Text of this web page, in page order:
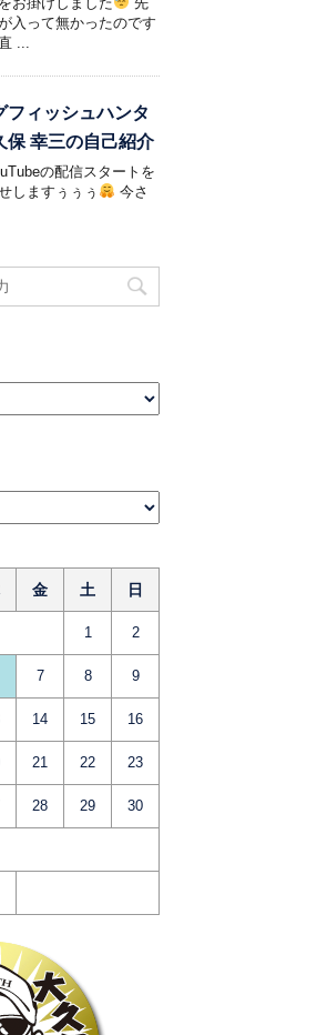
入って無かったのです
...
フィッシュハンタ
保 幸三の自己紹介
の配信スタートを
しますぅぅぅ
今さ
金 土 日
1 2
7 8 9
14 15 16
21 22 23
28 29 30